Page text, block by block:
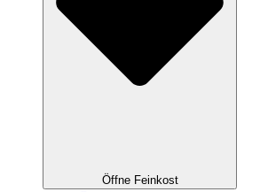
Öffne Feinkost